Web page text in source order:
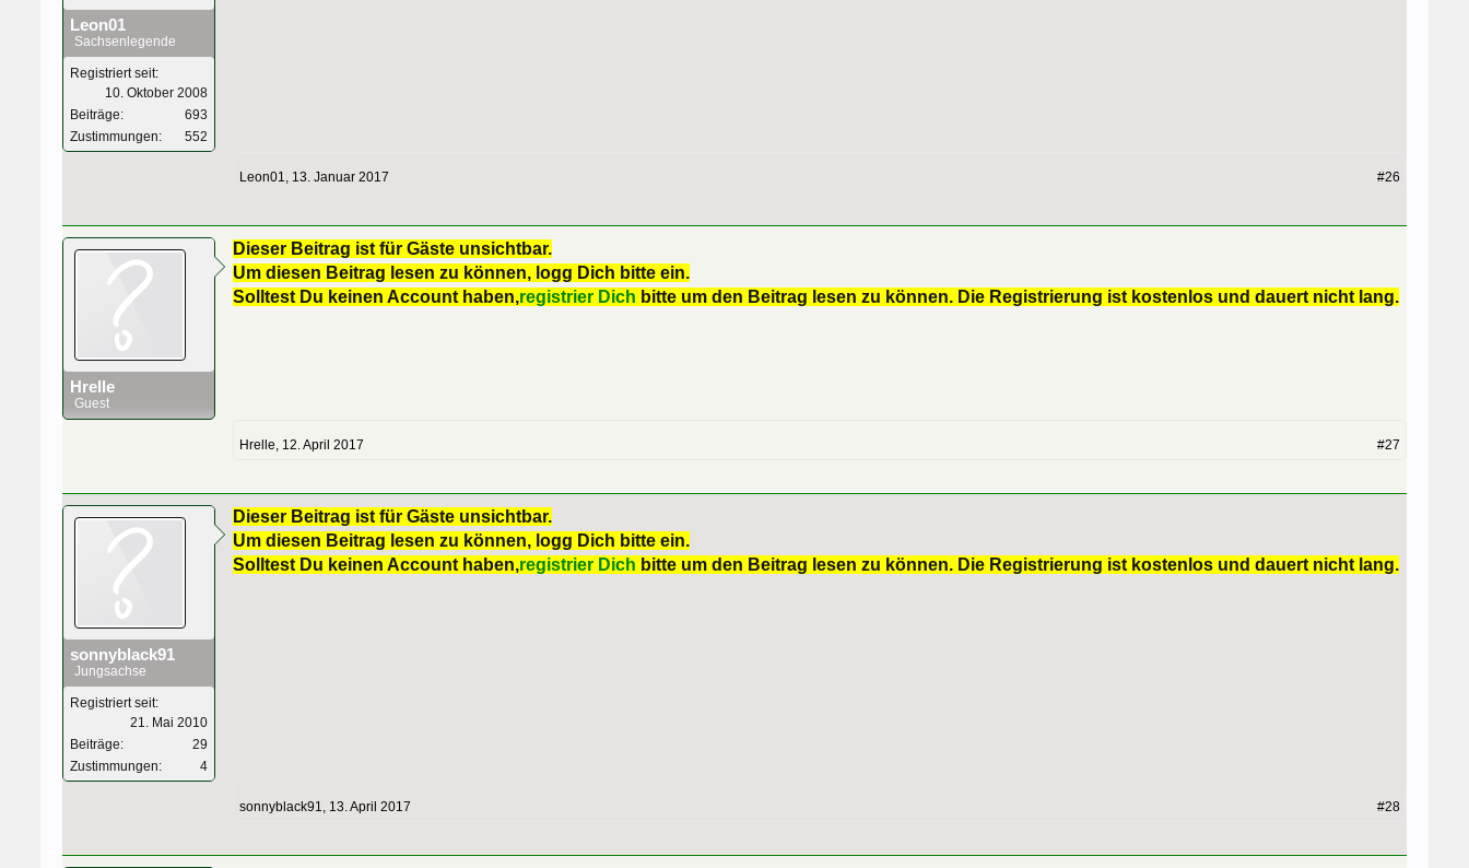
Leon01
Sachsenlegende
Registriert seit:
10. Oktober 2008
Beiträge:
693
Zustimmungen:
552
Leon01, 13. Januar 2017 #26
Hrelle
Guest
Dieser Beitrag ist für Gäste unsichtbar.
Um diesen Beitrag lesen zu können, logg Dich bitte ein.
Solltest Du keinen Account haben,registrier Dich bitte um den Beitrag lesen zu können. Die Registrierung ist kostenlos und dauert nicht lang.
Hrelle, 12. April 2017 #27
sonnyblack91
Jungsachse
Registriert seit:
21. Mai 2010
Beiträge:
29
Zustimmungen:
4
Dieser Beitrag ist für Gäste unsichtbar.
Um diesen Beitrag lesen zu können, logg Dich bitte ein.
Solltest Du keinen Account haben,registrier Dich bitte um den Beitrag lesen zu können. Die Registrierung ist kostenlos und dauert nicht lang.
sonnyblack91, 13. April 2017 #28